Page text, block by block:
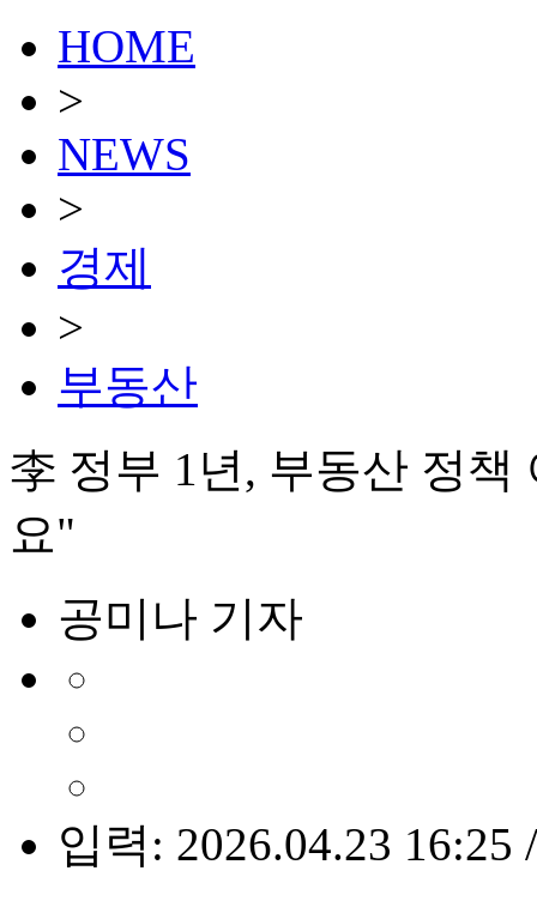
HOME
>
NEWS
>
경제
>
부동산
李 정부 1년, 부동산 정
요"
공미나 기자
입력: 2026.04.23 16:25